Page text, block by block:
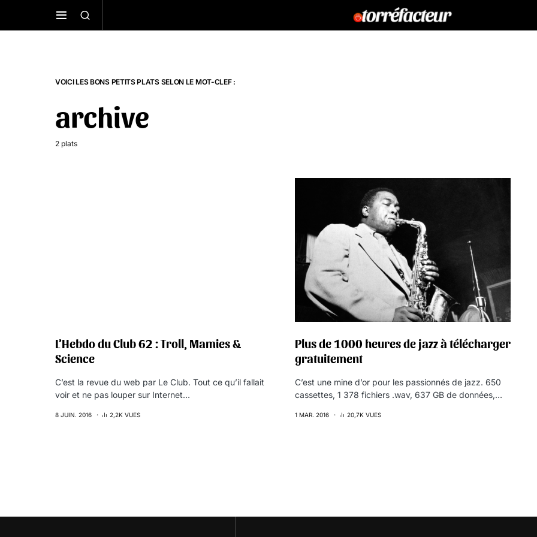
VOICI LES BONS PETITS PLATS SELON LE MOT-CLEF :
archive
2 plats
L’Hebdo du Club 62 : Troll, Mamies &
Science
C’est la revue du web par Le Club. Tout ce qu’il fallait
voir et ne pas louper sur Internet…
8 JUIN. 2016 2,2K VUES
Plus de 1000 heures de jazz à télécharger
gratuitement
C’est une mine d’or pour les passionnés de jazz. 650
cassettes, 1 378 fichiers .wav, 637 GB de données,…
1 MAR. 2016 20,7K VUES